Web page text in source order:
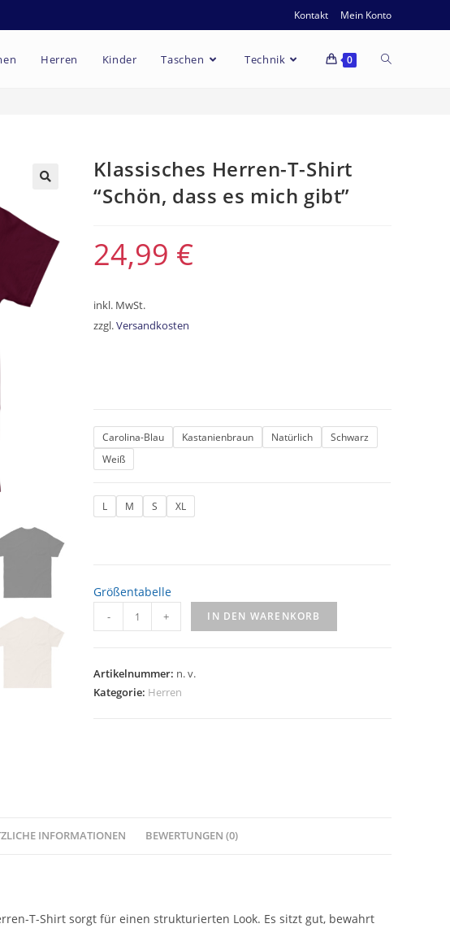
Kontakt Mein Konto
Herren Kinder Taschen Technik 0
Klassisches Herren-T-Shirt
“Schön, dass es mich gibt”
24,99 €
inkl. MwSt.
zzgl.Versandkosten
Carolina-Blau Kastanienbraun Natürlich
Schwarz
Weiß
L M S XL
Größentabelle
- + IN DEN WARENKORB
Artikelnummer: n. v.
Kategorie: Herren
INFORMATIONEN BEWERTUNGEN (0)
T-Shirt sorgt für einen strukturierten Look. Es sitzt gut, bewahrt